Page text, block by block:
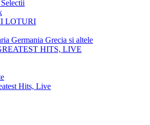
LOTURI
Germania Grecia si altele
HITS, LIVE
Hits, Live